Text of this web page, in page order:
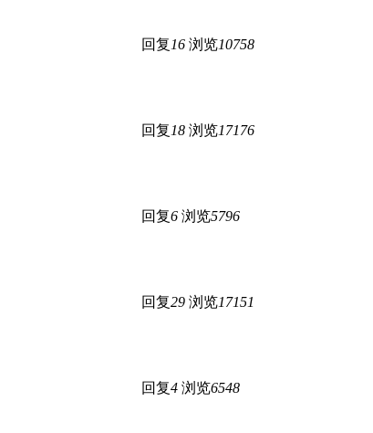
回复16 浏览10758
回复18 浏览17176
回复6 浏览5796
回复29 浏览17151
回复4 浏览6548